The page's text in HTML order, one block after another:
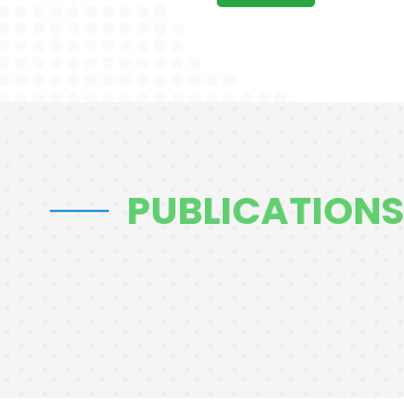
PUBLICATIONS